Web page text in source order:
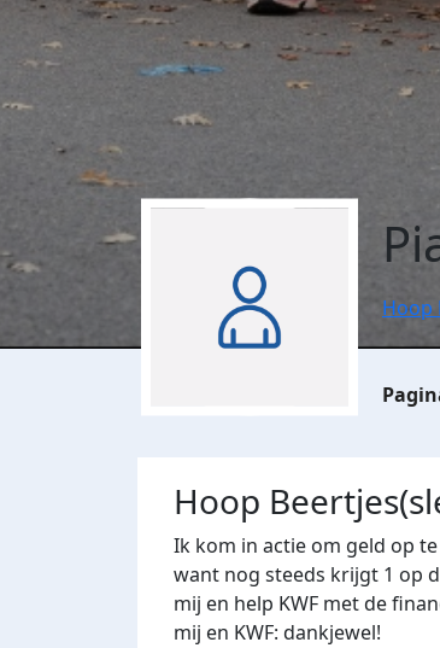
Hoop
Hoop
Ik kom in actie om geld op
want nog steeds krijgt 1 op
mij en help KWF met de
mij en KWF: dankjewel!